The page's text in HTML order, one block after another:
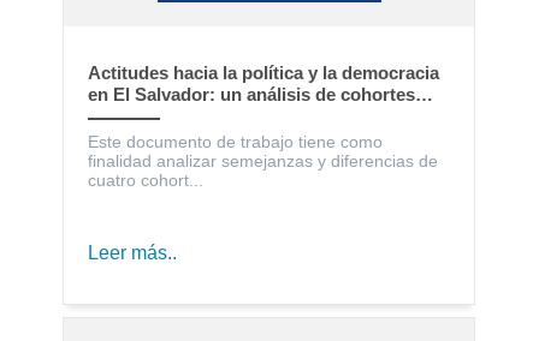
Actitudes hacia la política y la democracia
en El Salvador: un análisis de cohortes
generacionales
Este documento de trabajo tiene como
finalidad analizar semejanzas y diferencias de
cuatro cohort...
Leer más..